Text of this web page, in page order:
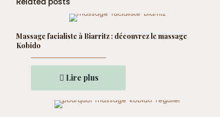
Massage facialiste à Biarritz : découvrez le massage
Kobido
Lire plus